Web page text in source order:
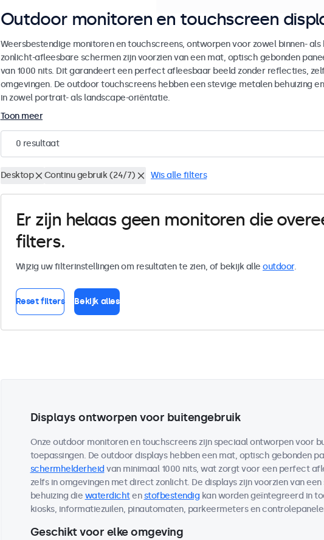
Outdoor monitoren en touchscreen
Weersbestendige monitoren en touchscreens, ontworpen voor zowel binnen- als
zonlicht-afleesbare schermen zijn voorzien van een mat, optisch gebonden
van 1000 nits. Dit garandeert een perfect afleesbaar beeld zonder reflecties,
omgevingen. De outdoor touchscreens hebben een stevige metalen behuizing
in zowel portrait- als landscape-oriëntatie.
Toon meer
0 resultaat
Desktop Continu gebruik (24/7) Wis alle filters
Er zijn helaas geen monitoren die
filters.
Wijzig uw filterinstellingen om resultaten te zien, of bekijk alle outdoor.
Reset filters Bekijk alles
Displays ontworpen voor buitengebruik
Onze outdoor monitoren en touchscreens zijn speciaal ontworpen voor
toepassingen. De outdoor displays hebben een mat, optisch gebonden
schermhelderheid van minimaal 1000 nits, wat zorgt voor een perfect
zelfs in omgevingen met direct zonlicht. De displays zijn voorzien van
behuizing die waterdichtenstofbestendig kan worden geïntegreerd in
kiosks, informatiezuilen, pinautomaten, parkeermeters en
Geschikt voor elke omgeving